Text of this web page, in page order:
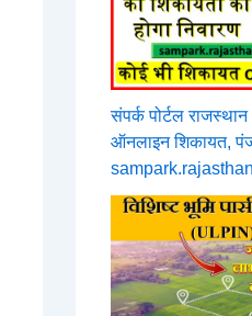
संपर्क पोर्टल
ऑनलाइन शिकायत,